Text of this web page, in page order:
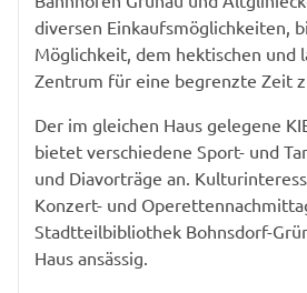
diversen Einkaufsmöglichkeiten,
Möglichkeit, dem hektischen und
Zentrum für eine begrenzte Zeit
Der im gleichen Haus gelegene
bietet verschiedene Sport- und
und Diavorträge an.
Konzert- und
Stadtteilbibliothek Bohnsdorf-
Haus ansässig.